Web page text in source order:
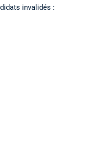
invalidés :